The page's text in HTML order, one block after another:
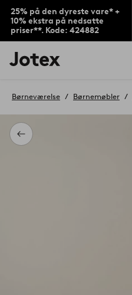
25% på den dyreste vare* +
10% ekstra på nedsatte
priser**. Kode: 424882
Jotex
logo
til
Tilbage
Børneværelse Børnemøbler